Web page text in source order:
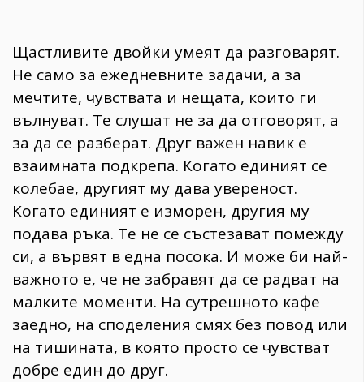
Щастливите двойки умеят да разговарят.
Не само за ежедневните задачи, а за
мечтите, чувствата и нещата, които ги
вълнуват. Те слушат не за да отговорят, а
за да се разберат. Друг важен навик е
взаимната подкрепа. Когато единият се
колебае, другият му дава увереност.
Когато единият е изморен, другия му
подава ръка. Те не се състезават помежду
си, а вървят в една посока. И може би най-
важното е, че не забравят да се радват на
малките моменти. На сутрешното кафе
заедно, на споделения смях без повод или
на тишината, в която просто се чувстват
добре един до друг.